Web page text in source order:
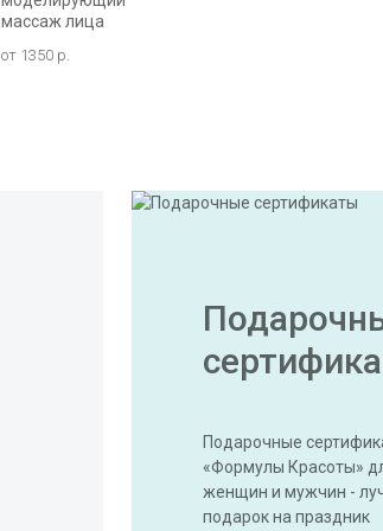
массаж лица
от 1350 р.
Подарочные
«Формулы Красоты»
женщин и мужчин -
подарок на праздник